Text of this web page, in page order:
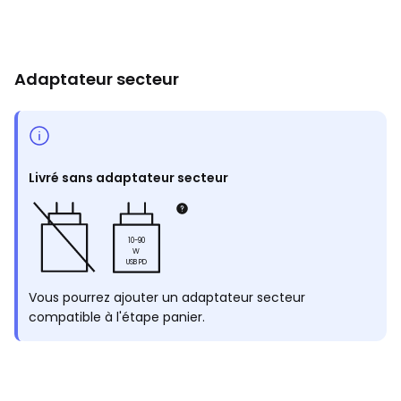
Adaptateur secteur
Livré sans adaptateur secteur
10-90
W
USB PD
Vous pourrez ajouter un adaptateur secteur
compatible à l'étape panier.